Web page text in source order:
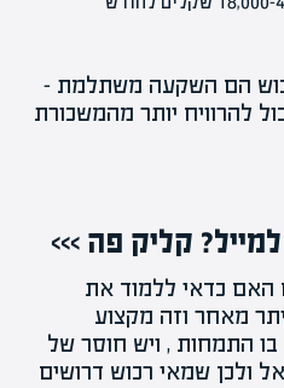
הם השקעה משתלמת –
להרוויח יותר מהמשכורת
קליק פה >>>
האם כדאי ללמוד את
מאחר וזה מקצוע
התמחות , ויש חוסר של
ולכן שמאי רכוש דרושים